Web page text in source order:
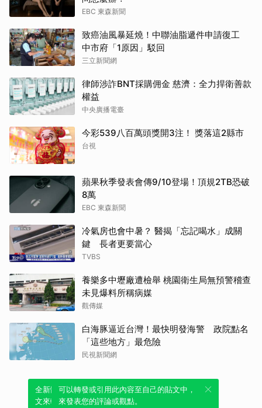
EBC 東森新聞
致癌油風暴延燒！中聯油脂遞件申請復工
中市府「1原因」駁回
三立新聞網
律師涉詐BNT採購佣金 慈濟：全力捍衛善款
權益
中央廣播電臺
今彩539八百萬頭獎開3注！ 獎落這2縣市
台視
蘋果秋季發表會傳9/10登場！頂規2TB恐破
8萬
EBC 東森新聞
冷氣房也會中暑？ 醫揭「忘記喝水」成關
鍵 長者更要當心
TVBS
養樂多中壢廠遭檢舉 桃園衛生局無預警稽查
未見爆料所稱病媒
觀傳媒
白海豚逼近台灣！最快明發海警 政院點名
「這些地方」最危險
民視新聞網
全新體驗！一鍵引用此內容，透過發布貼
文來輕鬆表達個人立場。
可以轉發或引用此內容至自己的貼文中，
來發表您的評論或觀點。